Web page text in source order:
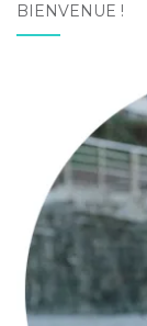
SEIN
BIENVENUE !